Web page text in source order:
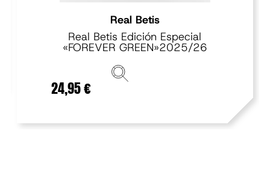
Real Betis
Real Betis Edición Especial
«FOREVER GREEN»2025/26
24,95€